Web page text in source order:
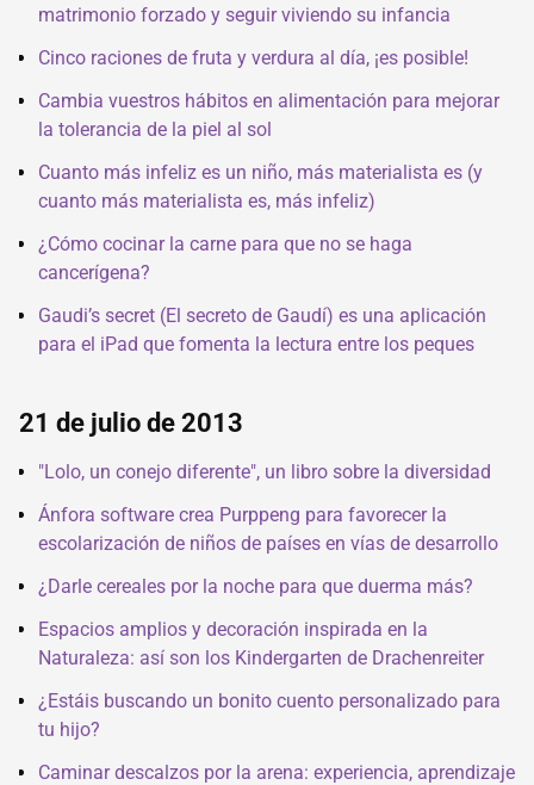
matrimonio forzado y seguir viviendo su infancia
Cinco raciones de fruta y verdura al día, ¡es posible!
Cambia vuestros hábitos en alimentación para mejorar
la tolerancia de la piel al sol
Cuanto más infeliz es un niño, más materialista es (y
cuanto más materialista es, más infeliz)
¿Cómo cocinar la carne para que no se haga
cancerígena?
Gaudi’s secret (El secreto de Gaudí) es una aplicación
para el iPad que fomenta la lectura entre los peques
21 de julio de 2013
"Lolo, un conejo diferente", un libro sobre la diversidad
Ánfora software crea Purppeng para favorecer la
escolarización de niños de países en vías de desarrollo
¿Darle cereales por la noche para que duerma más?
Espacios amplios y decoración inspirada en la
Naturaleza: así son los Kindergarten de Drachenreiter
¿Estáis buscando un bonito cuento personalizado para
tu hijo?
Caminar descalzos por la arena: experiencia, aprendizaje